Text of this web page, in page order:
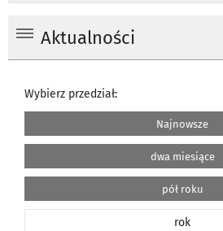
Aktualności
Wybierz przedział:
Najnowsze
dwa miesiące
pół roku
rok